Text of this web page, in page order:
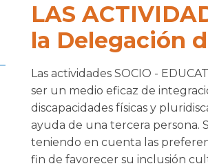
LAS
la Delegación
Las actividades SOCIO -
ser un medio eficaz de
discapacidades físicas y
ayuda de una tercera persona.
teniendo en cuenta las
fin de favorecer su inclusión